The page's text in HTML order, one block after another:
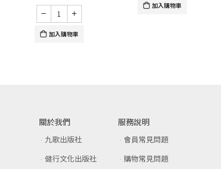
加入購物車
加入購物車
關於我們
九歌出版社
健行文化出版社
服務說明
會員常見問題
購物常見問題